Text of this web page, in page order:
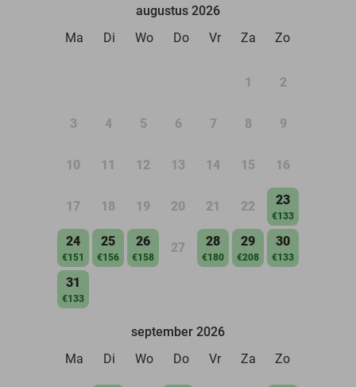
augustus 2026
Ma
Di Wo Do Vr Za Zo
1 2
3 4 5 6 7 8 9
10 11 12 13 14 15 16
17 18 19 20 21 22 23
€133
24
€151
25
€156
26
€158
27 28
€180
29
€208
30
€133
31
€133
september 2026
Ma
Di Wo Do Vr Za Zo